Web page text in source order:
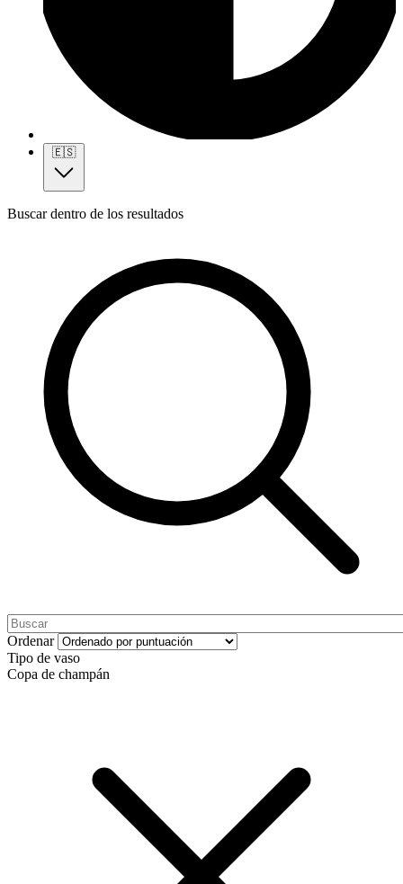
🇪🇸
Buscar dentro de los resultados
Ordenar
Tipo de vaso
Copa de champán